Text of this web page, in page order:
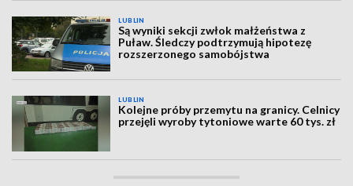
LUBLIN
Są wyniki sekcji zwłok małżeństwa z
Puław. Śledczy podtrzymują hipotezę
rozszerzonego samobójstwa
LUBLIN
Kolejne próby przemytu na granicy. Celnicy
przejęli wyroby tytoniowe warte 60 tys. zł